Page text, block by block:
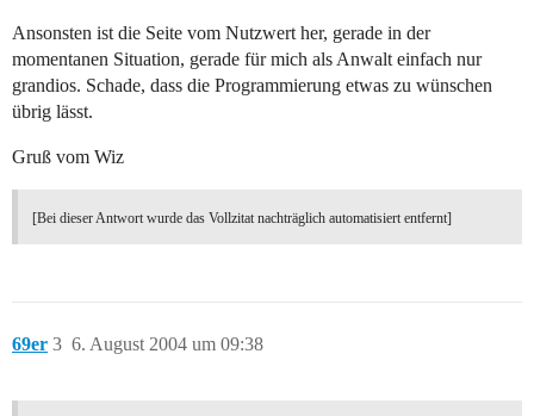
Ansonsten ist die Seite vom Nutzwert her, gerade in der
momentanen Situation, gerade für mich als Anwalt einfach nur
grandios. Schade, dass die Programmierung etwas zu wünschen
übrig lässt.
Gruß vom Wiz
[Bei dieser Antwort wurde das Vollzitat nachträglich automatisiert entfernt]
69er 6. August 2004 um 09:38
3